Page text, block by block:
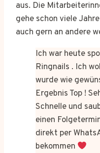
aus. Die
gehe schon viele
auch gern an andere
Ich war heute
Ringnails . Ich
wurde wie
Ergebnis Top !
Schnelle und
einen
direkt per
bekommen